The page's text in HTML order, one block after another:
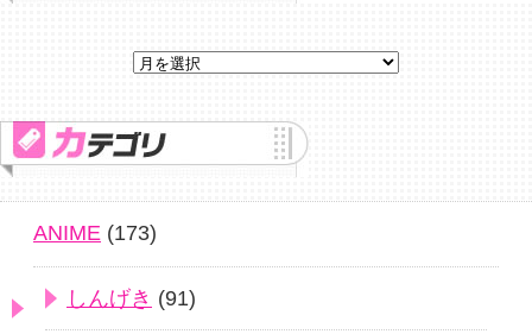
ANIME (173)
しんげき (91)